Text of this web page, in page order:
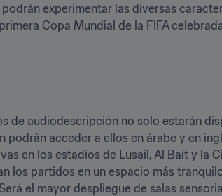
experimentar las diversas
Copa Mundial de la FIFA
de audiodescripción no solo estarán
podrán acceder a ellos en árabe y en
en los estadios de Lusail, Al Bait y la
los partidos en un espacio más
el mayor despliegue de salas